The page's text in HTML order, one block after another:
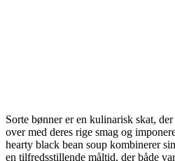
Sorte bønner er en kulinarisk skat,
over med deres rige smag og
hearty black bean soup kombinerer
en tilfredsstillende måltid, der både